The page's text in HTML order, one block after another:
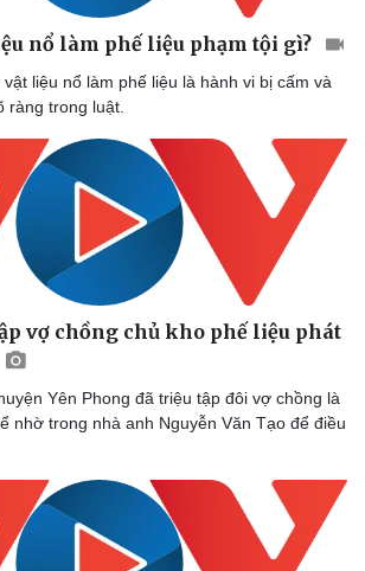
Công nghệ
Tin Công nghệ
Trải nghiệm
Chuyển đổi số
nổ làm phế liệu phạm tội gì?
vật liệu nổ làm phế liệu là hành vi bị cấm và
ràng trong luật.
vợ chồng chủ kho phế liệu phát
Yên Phong đã triệu tập đôi vợ chồng là
nhờ trong nhà anh Nguyễn Văn Tạo để điều